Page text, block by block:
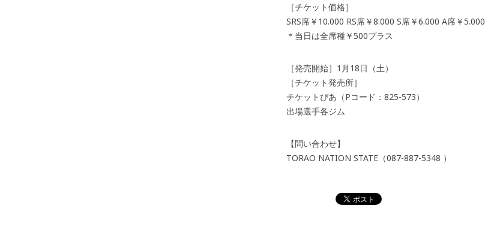
［チケット価格］
SRS席￥10.000 RS席￥8.000 S席￥6.000 A席￥5.000
＊当日は全席種￥500プラス
［発売開始］1月18日（土）
［チケット発売所］
チケットぴあ（Pコード：825-573）
出場選手各ジム
【問い合わせ】
TORAO NATION STATE（087-887-5348 ）